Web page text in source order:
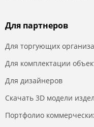
Для партнеров
Для торгующих
Для комплектации
Для дизайнеров
Скачать 3D модели
Портфолио